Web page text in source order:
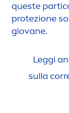
queste
protezione
giovane.
Leggi
sulla